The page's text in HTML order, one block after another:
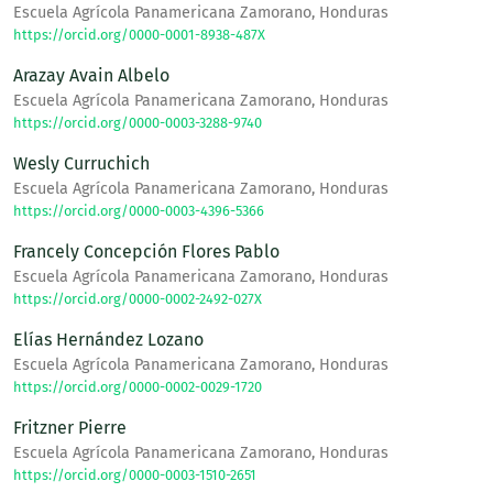
Escuela Agrícola Panamericana Zamorano, Honduras
https://orcid.org/0000-0001-8938-487X
Arazay Avain Albelo
Escuela Agrícola Panamericana Zamorano, Honduras
https://orcid.org/0000-0003-3288-9740
Wesly Curruchich
Escuela Agrícola Panamericana Zamorano, Honduras
https://orcid.org/0000-0003-4396-5366
Francely Concepción Flores Pablo
Escuela Agrícola Panamericana Zamorano, Honduras
https://orcid.org/0000-0002-2492-027X
Elías Hernández Lozano
Escuela Agrícola Panamericana Zamorano, Honduras
https://orcid.org/0000-0002-0029-1720
Fritzner Pierre
Escuela Agrícola Panamericana Zamorano, Honduras
https://orcid.org/0000-0003-1510-2651